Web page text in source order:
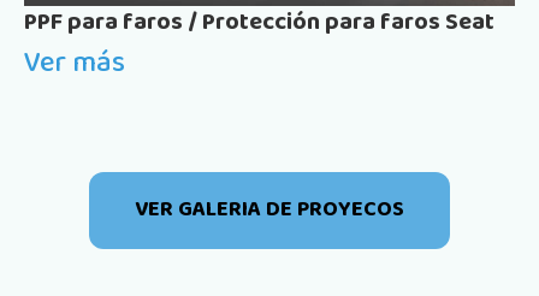
PPF para faros / Protección para faros Seat
Ver más
VER GALERIA DE PROYECOS